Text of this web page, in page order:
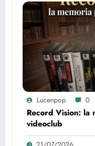
Lucenpop 0
Record Vision: la
videoclub